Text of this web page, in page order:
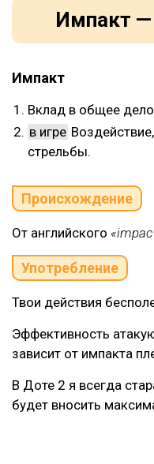
Импакт —
Импакт
Вклад в общее
в игре
стрельбы.
Происхождение
От английского
Употребление
Твои действия
Эффективность
зависит от импакта
В Доте 2 я всегда
будет вносить